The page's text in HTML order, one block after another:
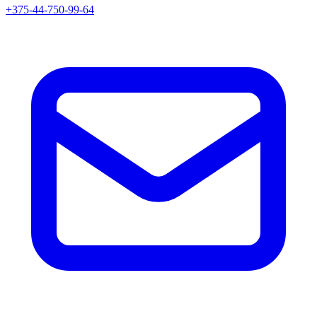
+375-44-750-99-64